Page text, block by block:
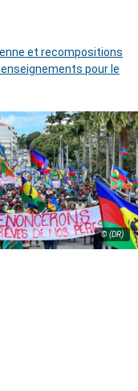
et recompositions
pour le
© (DR)